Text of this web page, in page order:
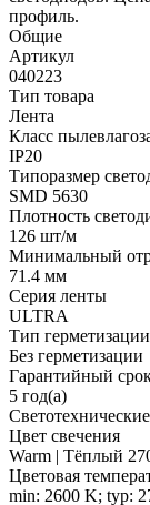
профиль.
Общие
Артикул
040223
Тип товара
Лента
Класс
IP20
Типоразмер
SMD 5630
Плотность
126 шт/м
Минимальный
71.4 мм
Серия ленты
ULTRA
Тип герметизации
Без герметизации
Гарантийный
5 год(а)
Светотехнические
Цвет свечения
Warm | Тёплый
Цветовая
min: 2600 K; typ: